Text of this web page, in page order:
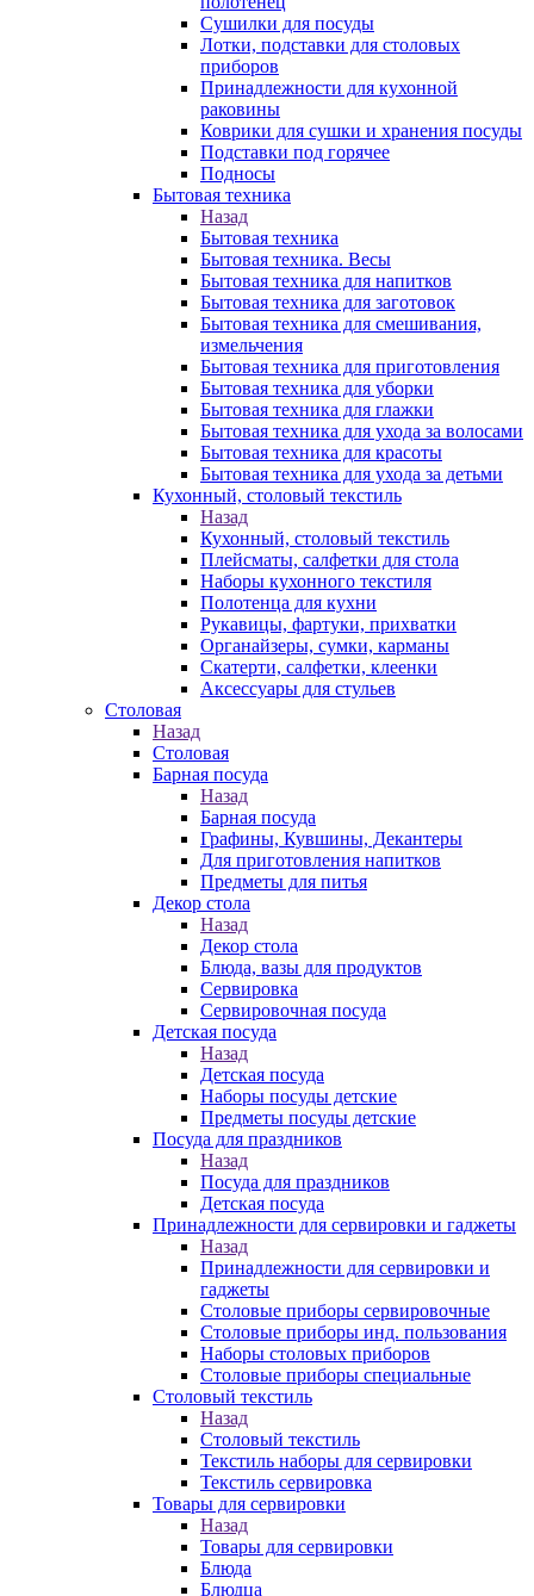
Сушилки для посуды
Лотки, подставки для столовых
приборов
Принадлежности для кухонной
раковины
Коврики для сушки и хранения посуды
Подставки под горячее
Подносы
Бытовая техника
Назад
Бытовая техника
Бытовая техника. Весы
Бытовая техника для напитков
Бытовая техника для заготовок
Бытовая техника для смешивания,
измельчения
Бытовая техника для приготовления
Бытовая техника для уборки
Бытовая техника для глажки
Бытовая техника для ухода за волосами
Бытовая техника для красоты
Бытовая техника для ухода за детьми
Кухонный, столовый текстиль
Назад
Кухонный, столовый текстиль
Плейсматы, салфетки для стола
Наборы кухонного текстиля
Полотенца для кухни
Рукавицы, фартуки, прихватки
Органайзеры, сумки, карманы
Скатерти, салфетки, клеенки
Аксессуары для стульев
Столовая
Назад
Столовая
Барная посуда
Назад
Барная посуда
Графины, Кувшины, Декантеры
Для приготовления напитков
Предметы для питья
Декор стола
Назад
Декор стола
Блюда, вазы для продуктов
Сервировка
Сервировочная посуда
Детская посуда
Назад
Детская посуда
Наборы посуды детские
Предметы посуды детские
Посуда для праздников
Назад
Посуда для праздников
Детская посуда
Принадлежности для сервировки и гаджеты
Назад
Принадлежности для сервировки и
гаджеты
Столовые приборы сервировочные
Столовые приборы инд. пользования
Наборы столовых приборов
Столовые приборы специальные
Столовый текстиль
Назад
Столовый текстиль
Текстиль наборы для сервировки
Текстиль сервировка
Товары для сервировки
Назад
Товары для сервировки
Блюда
Блюдца